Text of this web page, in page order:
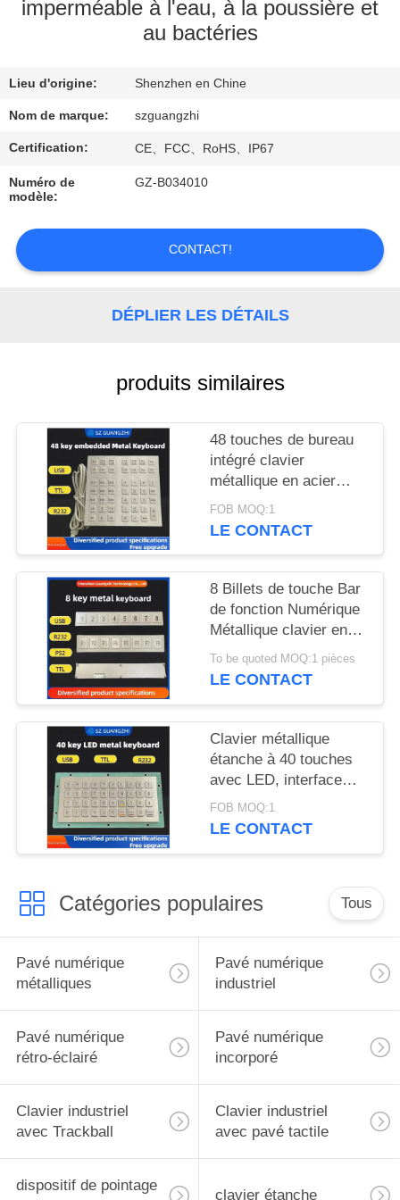
CONTRÔLE
QUALITÉ
CONTACTEZ-
NOUS
DEMANDEZ
UNE
PRIVACY
POLICY
imperméable à l'eau, à la poussière et
au bactéries
Lieu d'origine: Shenzhen en Chine
Nom de marque: szguangzhi
Certification: CE、FCC、RoHS、IP67
Numéro de
modèle:
GZ-B034010
CONTACT!
DÉPLIER LES DÉTAILS
produits similaires
48 touches de bureau
intégré clavier
métallique en acier
inoxydable interface
USB GZ-B035013
FOB MOQ:1
LE CONTACT
8 Billets de touche Bar
de fonction Numérique
Métallique clavier en
acier inoxydable 304
Side Key Pinpad
To be quoted MOQ:1 pièces
LE CONTACT
Clavier métallique
étanche à 40 touches
avec LED, interface
GZ-C001055 R232,
clavier USB
FOB MOQ:1
LE CONTACT
Catégories populaires Tous
Pavé numérique
métalliques
Pavé numérique
industriel
Pavé numérique
rétro-éclairé
Pavé numérique
incorporé
Clavier industriel
avec Trackball
Clavier industriel
avec pavé tactile
dispositif de pointage
clavier étanche